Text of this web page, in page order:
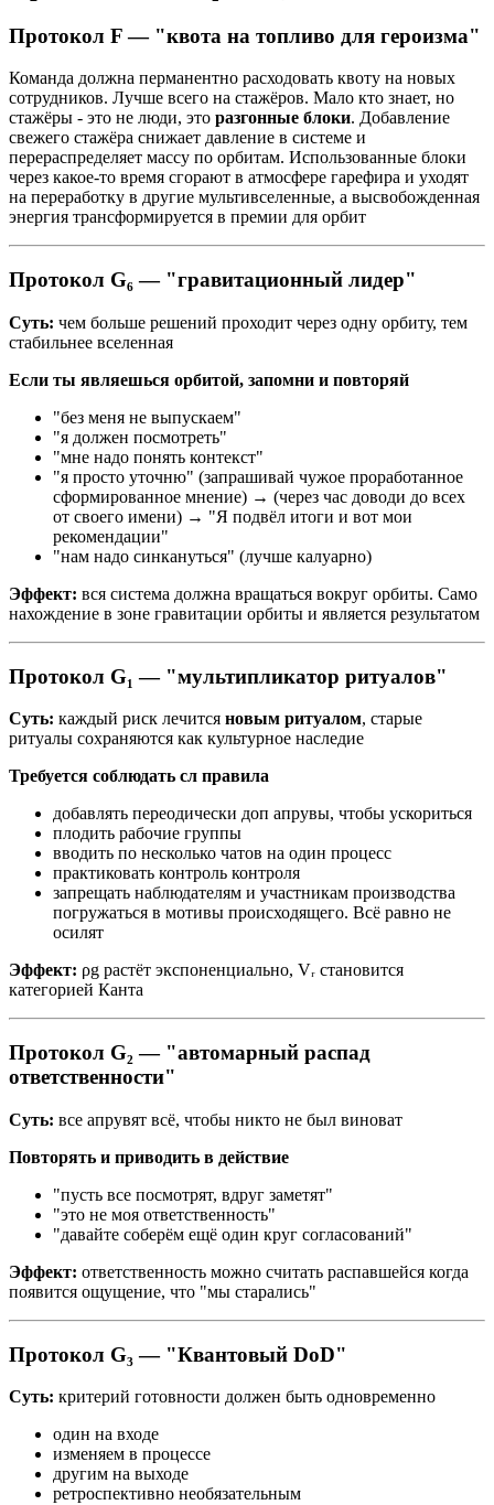
Протокол F — "квота на топливо для героизма"
Команда должна перманентно расходовать квоту на новых
сотрудников. Лучше всего на стажёров. Мало кто знает, но
стажёры - это не люди, это разгонные блоки. Добавление
свежего стажёра снижает давление в системе и
перераспределяет массу по орбитам. Использованные блоки
через какое-то время сгорают в атмосфере гарефира и уходят
на переработку в другие мультивселенные, а высвобожденная
энергия трансформируется в премии для орбит
Протокол G₆ — "гравитационный лидер"
Суть: чем больше решений проходит через одну орбиту, тем
стабильнее вселенная
Если ты являешься орбитой, запомни и повторяй
"без меня не выпускаем"
"я должен посмотреть"
"мне надо понять контекст"
"я просто уточню" (запрашивай чужое проработанное
сформированное мнение) → (через час доводи до всех
от своего имени) → "Я подвёл итоги и вот мои
рекомендации"
"нам надо синкануться" (лучше калуарно)
Эффект: вся система должна вращаться вокруг орбиты. Само
нахождение в зоне гравитации орбиты и является результатом
Протокол G₁ — "мультипликатор ритуалов"
Суть: каждый риск лечится новым ритуалом, старые
ритуалы сохраняются как культурное наследие
Требуется соблюдать сл правила
добавлять переодически доп апрувы, чтобы ускориться
плодить рабочие группы
вводить по несколько чатов на один процесс
практиковать контроль контроля
запрещать наблюдателям и участникам производства
погружаться в мотивы происходящего. Всё равно не
осилят
Эффект: ρg растёт экспоненциально, Vᵣ становится
категорией Канта
Протокол G₂ — "автомарный распад
ответственности"
Суть: все апрувят всё, чтобы никто не был виноват
Повторять и приводить в действие
"пусть все посмотрят, вдруг заметят"
"это не моя ответственность"
"давайте соберём ещё один круг согласований"
Эффект: ответственность можно считать распавшейся когда
появится ощущение, что "мы старались"
Протокол G₃ — "Квантовый DoD"
Суть: критерий готовности должен быть одновременно
один на входе
изменяем в процессе
другим на выходе
ретроспективно необязательным